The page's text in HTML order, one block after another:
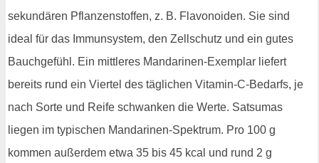
sekundären Pflanzenstoffen, z. B. Flavonoiden. Sie sind
ideal für das Immunsystem, den Zellschutz und ein gutes
Bauchgefühl. Ein mittleres Mandarinen-Exemplar liefert
bereits rund ein Viertel des täglichen Vitamin-C-Bedarfs, je
nach Sorte und Reife schwanken die Werte. Satsumas
liegen im typischen Mandarinen-Spektrum. Pro 100 g
kommen außerdem etwa 35 bis 45 kcal und rund 2 g